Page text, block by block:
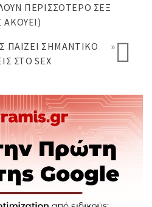
ΠΕΡΙΣΣΌΤΕΡΟ ΣΕΞ
ΑΚΟΎΕΙ)
ΠΑΊΖΕΙ ΣΗΜΑΝΤΙΚΌ
ΣΤΟ SEX
»